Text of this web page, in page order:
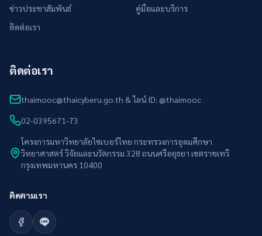
ข่าวประชาสัมพันธ์
คู่มือและบริการ
ติดต่อเรา
ติดต่อเรา
thaimooc@thaicyberu.go.th & ไลน์ ID: @thaimooc
02-0395671-73
โครงการมหาวิทยาลัยไซเบอร์ไทย กระทรวงการอุดมศึกษา
วิทยาศาสตร์ วิจัยและนวัตกรรม 328 ถนนศรีอยุธยา เขตราชเทวี
กรุงเทพมหานคร 10400
ติดตามเรา